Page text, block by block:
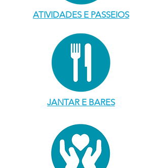
ATIVIDADES E PASSEIOS
JANTAR E BARES